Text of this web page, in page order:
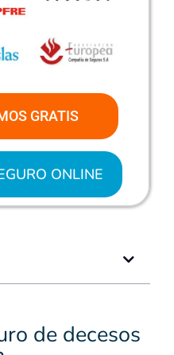
de decesos
GRATIS
ONLINE